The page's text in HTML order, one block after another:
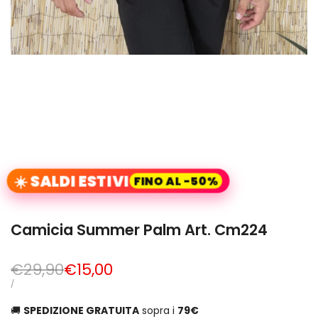
☀️ SALDI ESTIVI FINO AL -50%
Camicia Summer Palm Art. Cm224
Prezzo
normale
€29,90Prezzo
vendita
€15,00
PREZZO
/PER
🚚 SPEDIZIONE GRATUITA sopra i 79€